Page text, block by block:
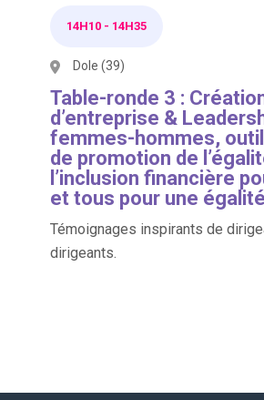
14H10 - 14H35
Dole (39)
Table-ronde 3 :
d’entreprise &
femmes-hommes,
de promotion de
l’inclusion financière
et tous pour une
Témoignages inspirants de
dirigeants.